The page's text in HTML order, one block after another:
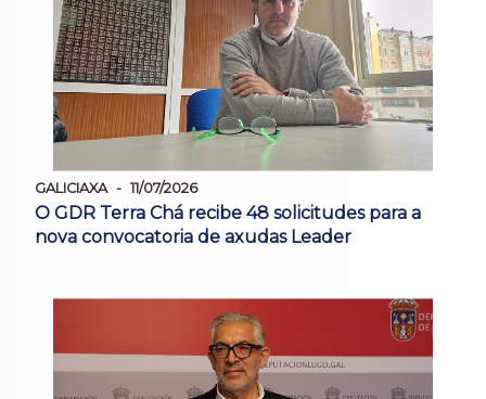
GALICIAXA 11/07/2026
O GDR Terra Chá recibe 48 solicitudes para a
nova convocatoria de axudas Leader